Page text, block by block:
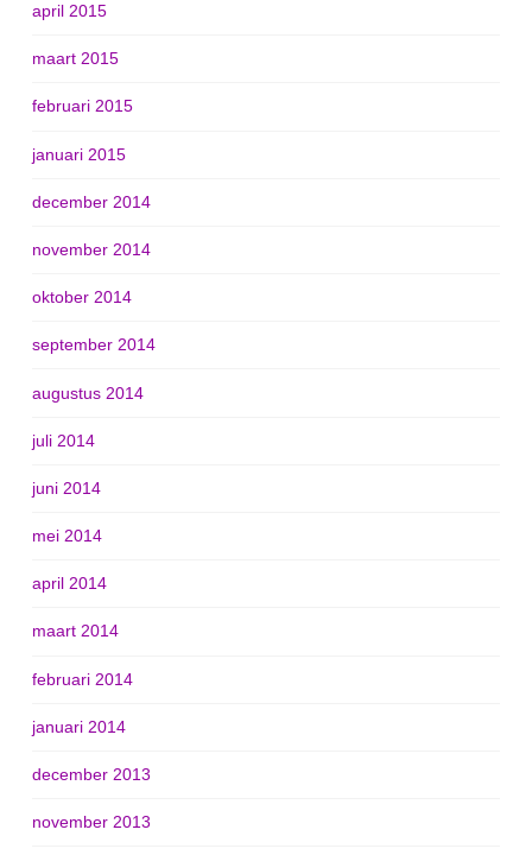
april 2015
maart 2015
februari 2015
januari 2015
december 2014
november 2014
oktober 2014
september 2014
augustus 2014
juli 2014
juni 2014
mei 2014
april 2014
maart 2014
februari 2014
januari 2014
december 2013
november 2013